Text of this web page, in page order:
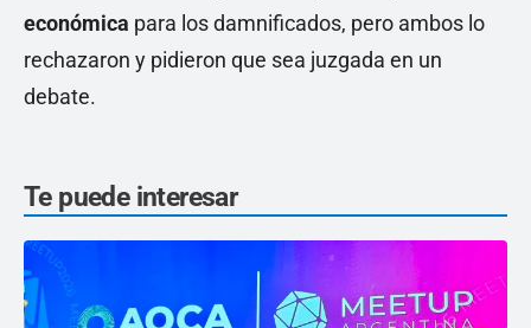
económica para los damnificados, pero ambos lo
rechazaron y pidieron que sea juzgada en un
debate.
Te puede interesar